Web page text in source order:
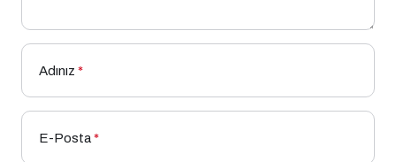
Adınız *
E-Posta*